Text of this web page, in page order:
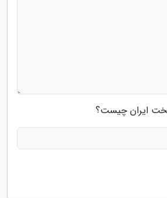
ایران چیست؟